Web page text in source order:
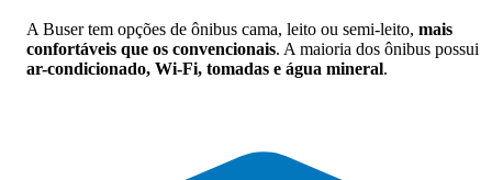
A Buser tem opções de ônibus cama, leito ou semi-leito, mais
confortáveis que os convencionais. A maioria dos ônibus possui
ar-condicionado, Wi-Fi, tomadas e água mineral.